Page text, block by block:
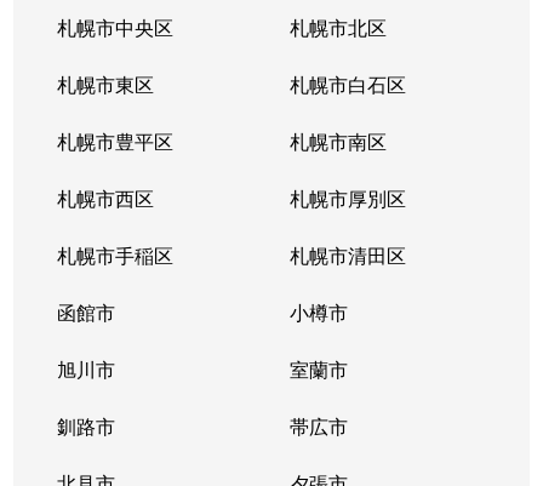
札幌市中央区 札幌市北区
札幌市東区 札幌市白石区
札幌市豊平区 札幌市南区
札幌市西区 札幌市厚別区
札幌市手稲区 札幌市清田区
函館市 小樽市
旭川市 室蘭市
釧路市 帯広市